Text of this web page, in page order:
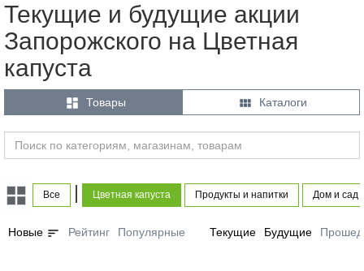
Текущие и будущие акции
Запорожского на Цветная
капуста
 Товары  Каталоги
Все Цветная капуста Продукты и напитки Дом и сад
Новые sort Рейтинг Популярные Текущие Будущие